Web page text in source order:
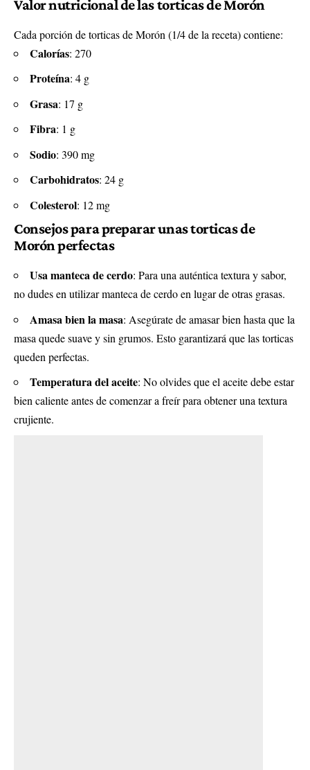
Valor nutricional de las torticas de Morón
Cada porción de torticas de Morón (1/4 de la receta) contiene:
Calorías: 270
Proteína: 4 g
Grasa: 17 g
Fibra: 1 g
Sodio: 390 mg
Carbohidratos: 24 g
Colesterol: 12 mg
Consejos para preparar unas torticas de
Morón perfectas
Usa manteca de cerdo: Para una auténtica textura y sabor,
no dudes en utilizar manteca de cerdo en lugar de otras grasas.
Amasa bien la masa: Asegúrate de amasar bien hasta que la
masa quede suave y sin grumos. Esto garantizará que las torticas
queden perfectas.
Temperatura del aceite: No olvides que el aceite debe estar
bien caliente antes de comenzar a freír para obtener una textura
crujiente.